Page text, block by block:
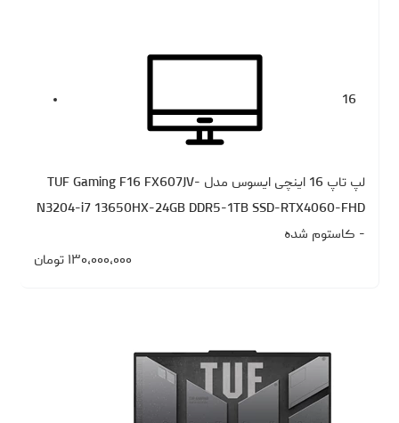
16
لپ تاپ 16 اینچی ایسوس مدل TUF Gaming F16 FX607JV-
N3204-i7 13650HX-24GB DDR5-1TB SSD-RTX4060-FHD
- کاستوم شده
۱۳۰،۰۰۰،۰۰۰ تومان